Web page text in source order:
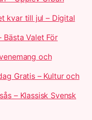
kvar till jul – Digital
Bästa Valet För
och
Gratis – Kultur och
– Klassisk Svensk